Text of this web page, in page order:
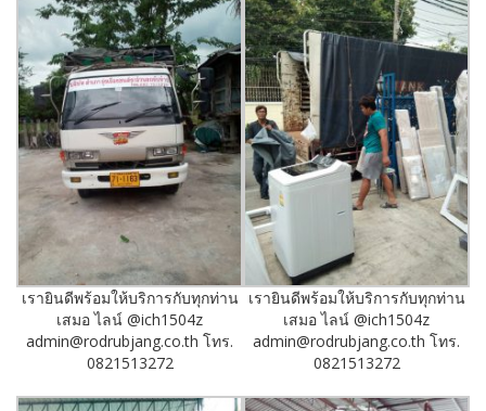
เรายินดีพร้อมให้บริการกับทุกท่าน
เสมอ ไลน์ @ich1504z
admin@rodrubjang.co.th โทร.
0821513272
เรายินดีพร้อมให้บริการกับทุกท่าน
เสมอ ไลน์ @ich1504z
admin@rodrubjang.co.th โทร.
0821513272